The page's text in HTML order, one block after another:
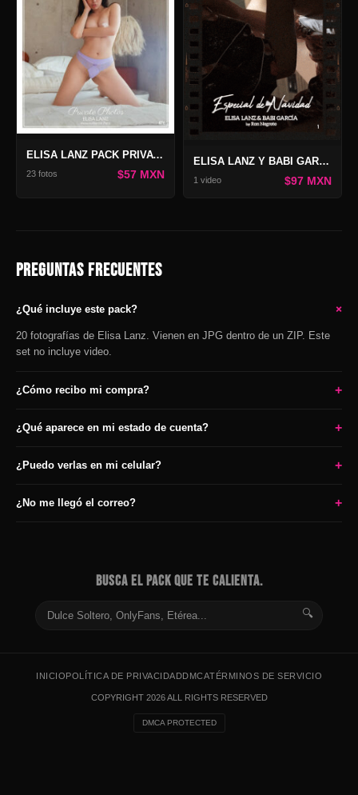
ELISA LANZ PACK PRIVATE PHOTOS 76
23 fotos $57 MXN
ELISA LANZ Y BABI GARCÍA VIDEO ESPECIAL DE NAVIDAD
1 video $97 MXN
PREGUNTAS FRECUENTES
¿Qué incluye este pack? +
20 fotografías de Elisa Lanz. Vienen en JPG dentro de un ZIP. Este
set no incluye video.
¿Cómo recibo mi compra? +
¿Qué aparece en mi estado de cuenta? +
¿Puedo verlas en mi celular? +
¿No me llegó el correo? +
BUSCA EL PACK QUE TE CALIENTA.
🔍
INICIOPOLÍTICA DE PRIVACIDADDMCATÉRMINOS DE SERVICIO
COPYRIGHT 2026 ALL RIGHTS RESERVED
DMCA PROTECTED